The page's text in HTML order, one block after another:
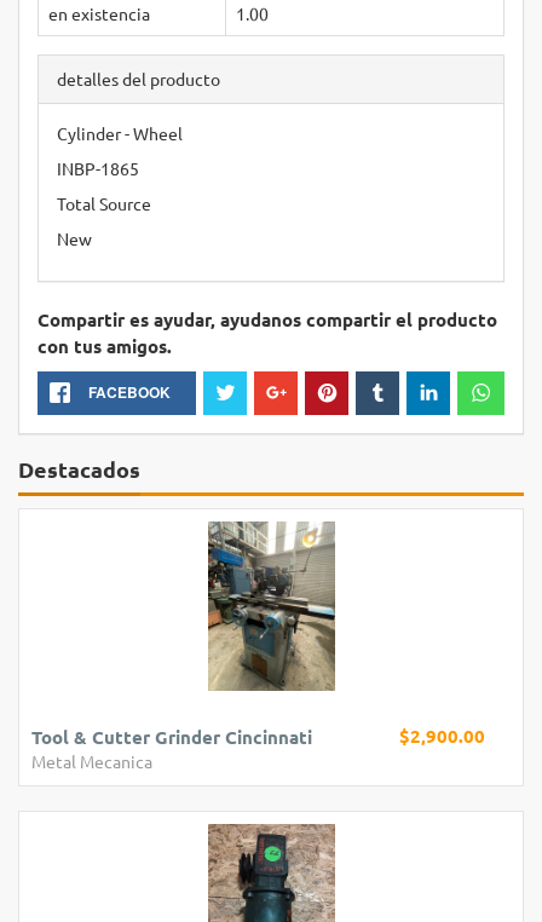
en existencia
1.00
detalles del producto
Cylinder - Wheel
INBP-1865
Total Source
New
Compartir es ayudar, ayudanos compartir el producto
con tus amigos.
FACEBOOK
Destacados
$2,900.00
Tool & Cutter Grinder Cincinnati
Metal Mecanica